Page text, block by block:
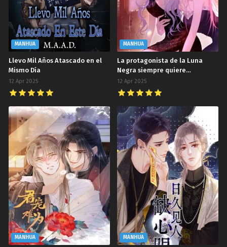
MANHUA
Llevo Mil Años Atascado en el
Mismo Día
12 Apr 2025
MANHUA
La protagonista de la Luna
Negra siempre quiere
marcarme
12 Apr 2025
MANHUA MANHUA